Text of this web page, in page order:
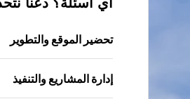
تحضير الموقع والتطوير
إدارة المشاريع والتنفيذ